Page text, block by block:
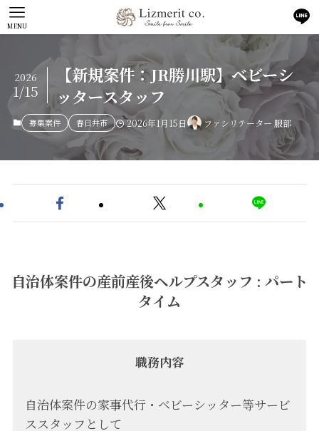
MENU
【新規案件：JR勝川駅】ベビーシ
ッタースタッフ
2026
1/15
募集案件 春日井市 2026年1月15日 ファシリテーター 服部
自治体案件の産前産後ヘルプスタッフ : パート
タイム
職務内容
自治体案件の家事代行・ベビーシッター等サービ
ススタッフとして